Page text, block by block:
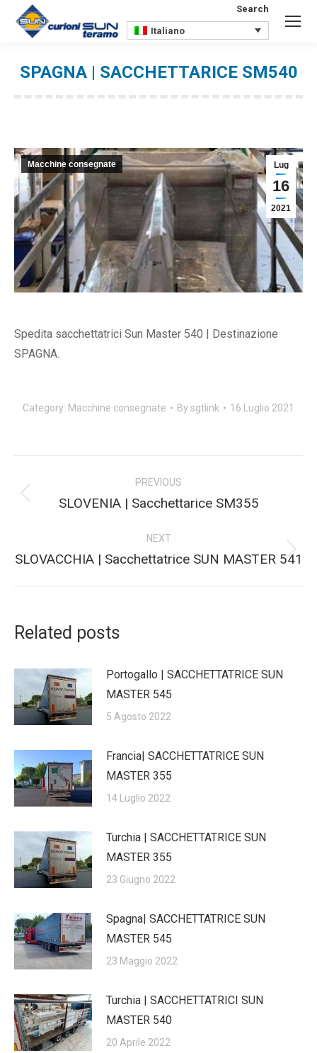
Search:
Search
Italiano
SPAGNA | SACCHETTARICE SM540
Lug
16
2021
Macchine consegnate
Spedita sacchettatrici Sun Master 540 | Destinazione
SPAGNA.
Category: Macchine consegnate By sgtlink 16 Luglio 2021
navigation
PREVIOUS
Previous
SLOVENIA | Sacchettarice SM355
NEXT
Next
SLOVACCHIA | Sacchettatrice SUN MASTER 541
Related posts
Portogallo | SACCHETTATRICE SUN
MASTER 545
5 Agosto 2022
Francia| SACCHETTATRICE SUN
MASTER 355
14 Luglio 2022
Turchia | SACCHETTATRICE SUN
MASTER 355
23 Giugno 2022
Spagna| SACCHETTATRICE SUN
MASTER 545
23 Maggio 2022
Turchia | SACCHETTATRICI SUN
MASTER 540
20 Aprile 2022